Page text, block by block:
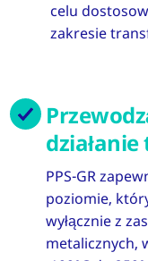
celu
zakresie
PPS-GR
poziomie,
wyłącznie z
metalicznych,